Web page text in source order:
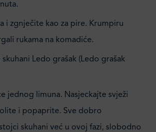
i zgnječite kao za pire. Krumpiru
rukama na komadiće.
Ledo grašak (Ledo grašak
jednog limuna. Nasjeckajte svježi
i popaprite. Sve dobro
skuhani već u ovoj fazi, slobodno